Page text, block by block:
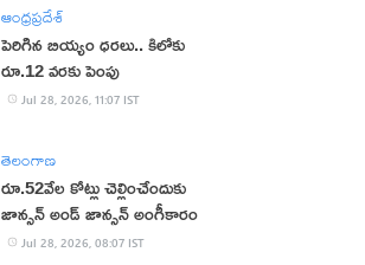
ఆంధ్రప్రదేశ్
పెరిగిన బియ్యం ధరలు.. కిలోకు
రూ.12 వరకు పెంపు
Jul 28, 2026, 11:07 IST
తెలంగాణ
రూ.52వేల కోట్లు చెల్లించేందుకు
జాన్సన్‌ అండ్‌ జాన్సన్‌ అంగీకారం
Jul 28, 2026, 08:07 IST